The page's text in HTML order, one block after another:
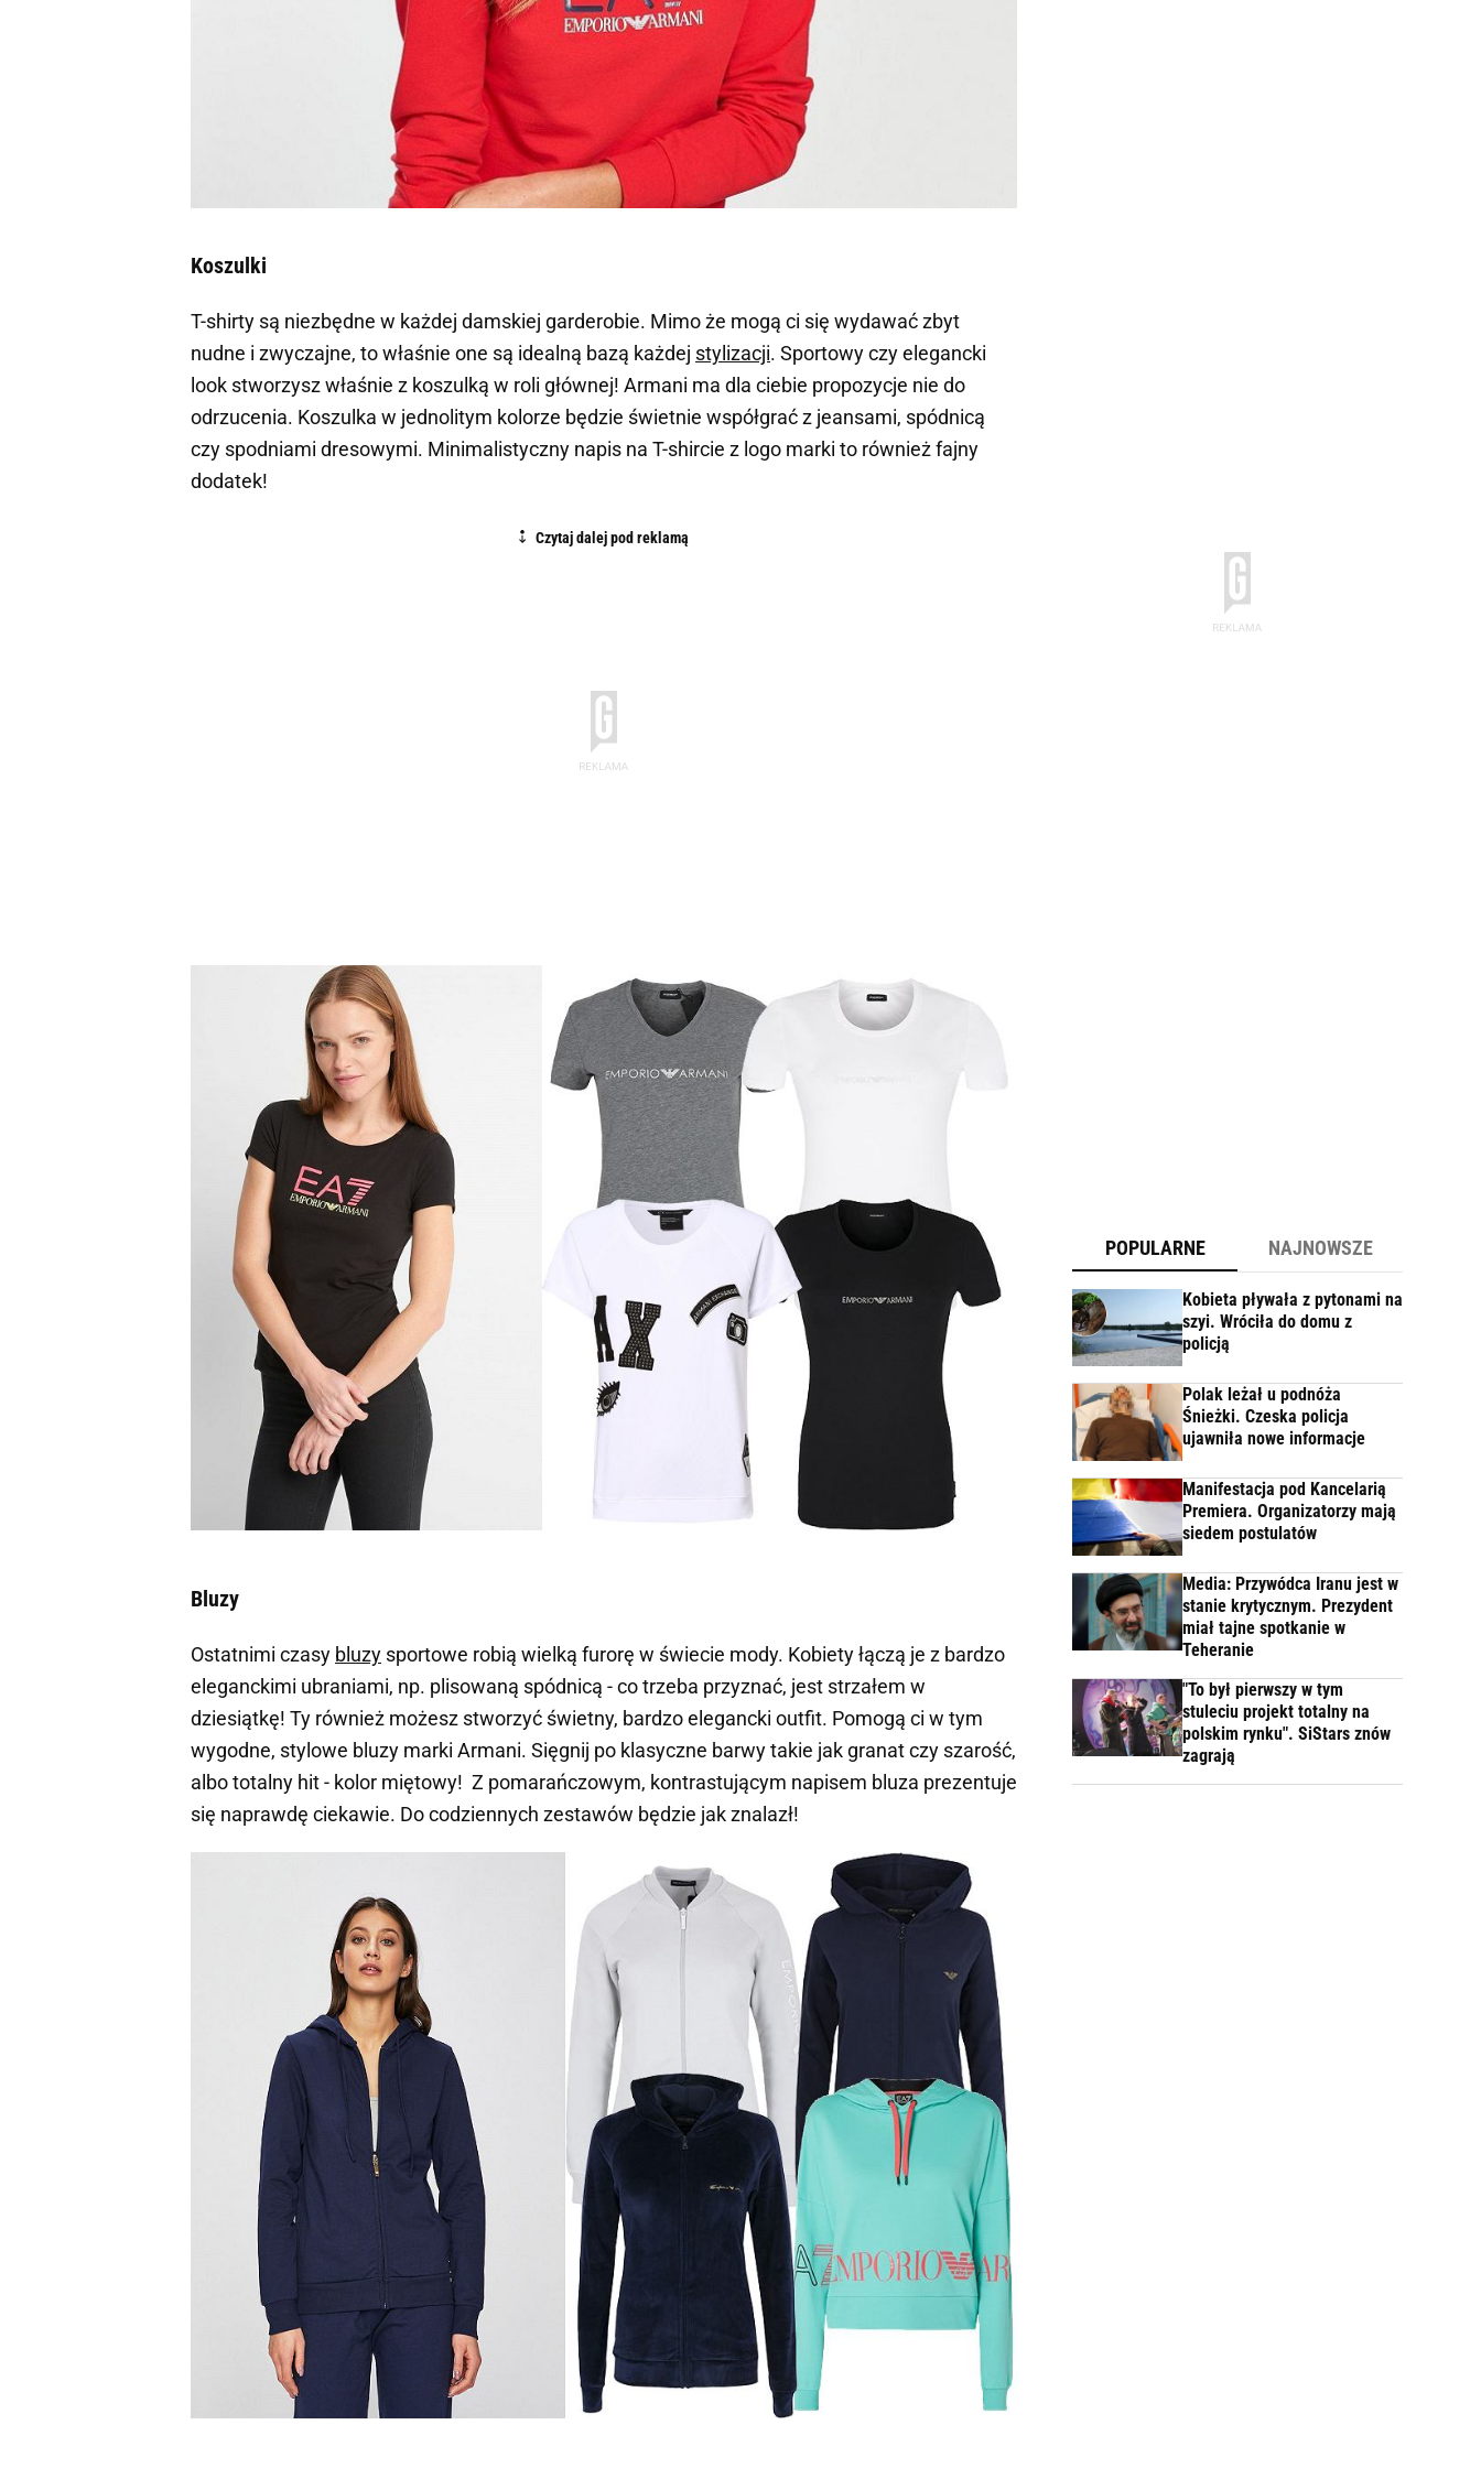
Koszulki
T-shirty są niezbędne w każdej damskiej garderobie. Mimo że mogą ci się wydawać zbyt
nudne i zwyczajne, to właśnie one są idealną bazą każdej stylizacji. Sportowy czy elegancki
look stworzysz właśnie z koszulką w roli głównej! Armani ma dla ciebie propozycje nie do
odrzucenia. Koszulka w jednolitym kolorze będzie świetnie współgrać z jeansami, spódnicą
czy spodniami dresowymi. Minimalistyczny napis na T-shircie z logo marki to również fajny
dodatek!
Bluzy
Ostatnimi czasy bluzy sportowe robią wielką furorę w świecie mody. Kobiety łączą je z bardzo
eleganckimi ubraniami, np. plisowaną spódnicą - co trzeba przyznać, jest strzałem w
dziesiątkę! Ty również możesz stworzyć świetny, bardzo elegancki outfit. Pomogą ci w tym
wygodne, stylowe bluzy marki Armani. Sięgnij po klasyczne barwy takie jak granat czy szarość,
albo totalny hit - kolor miętowy! Z pomarańczowym, kontrastującym napisem bluza prezentuje
się naprawdę ciekawie. Do codziennych zestawów będzie jak znalazł!
POPULARNE NAJNOWSZE
Kobieta pływała z pytonami na
szyi. Wróciła do domu z
policją
Polak leżał u podnóża
Śnieżki. Czeska policja
ujawniła nowe informacje
Manifestacja pod Kancelarią
Premiera. Organizatorzy mają
siedem postulatów
Media: Przywódca Iranu jest w
stanie krytycznym. Prezydent
miał tajne spotkanie w
Teheranie
"To był pierwszy w tym
stuleciu projekt totalny na
polskim rynku". SiStars znów
zagrają